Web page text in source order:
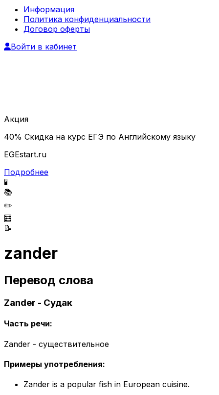
Информация
Политика конфиденциальности
Договор оферты
Войти в кабинет
Акция
40% Скидка на курс ЕГЭ по Английскому языку
EGEstart.ru
Подробнее
🧪
📚
✏️
🧮
📝
zander
Перевод слова
Zander - Судак
Часть речи:
Zander - существительное
Примеры употребления:
Zander is a popular fish in European cuisine.